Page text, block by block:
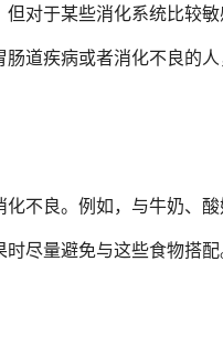
对于某些消化系统比较
道疾病或者消化不良的人
不良。例如，与牛奶、
尽量避免与这些食物搭配